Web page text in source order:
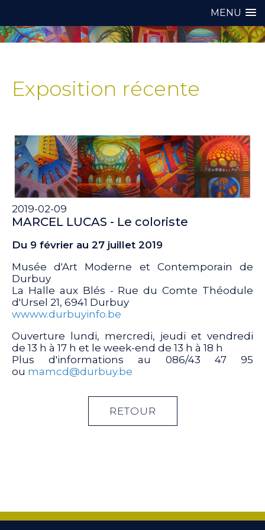
MENU
Exposition récente
2019-02-09
MARCEL LUCAS - Le coloriste
Du 9 février au 27 juillet 2019
Musée d'Art Moderne et Contemporain de
Durbuy
La Halle aux Blés - Rue du Comte Théodule
d'Ursel 21, 6941 Durbuy
wwww.durbuyinfo.be
Ouverture lundi, mercredi, jeudi et vendredi
de 13 h à 17 h et le week-end de 13 h à 18 h
Plus d'informations au 086/43 47 95
ou mamcd@durbuy.be
RETOUR